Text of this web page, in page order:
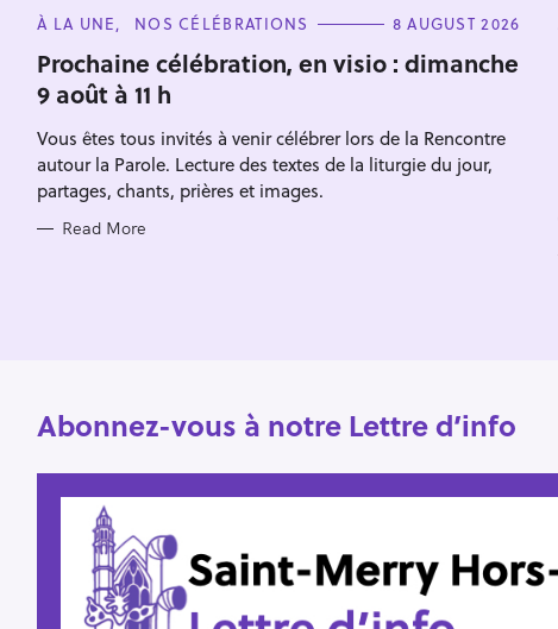
C
T
E
G
O
I
S
À LA UNE NOS CÉLÉBRATIONS 8 AUGUST 2026
Prochaine célébration, en visio : dimanche
9 août à 11 h
Vous êtes tous invités à venir célébrer lors de la Rencontre
autour la Parole. Lecture des textes de la liturgie du jour,
partages, chants, prières et images.
Read More
Abonnez-vous à notre Lettre d’info
S
e
a
c
h